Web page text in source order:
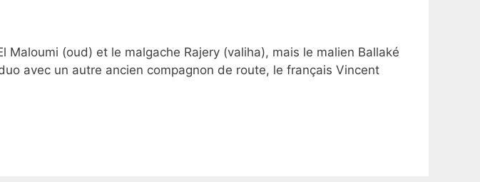
(oud) et le malgache Rajery (valiha), mais le malien Ballaké
avec un autre ancien compagnon de route, le français Vincent